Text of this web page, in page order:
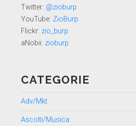
Twitter: @zioburp
YouTube: ZioBurp
Flickr: zio_burp
aNobii: zioburp
CATEGORIE
Adv/Mkt
Ascolti/Musica